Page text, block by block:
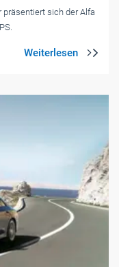
präsentiert sich der Alfa